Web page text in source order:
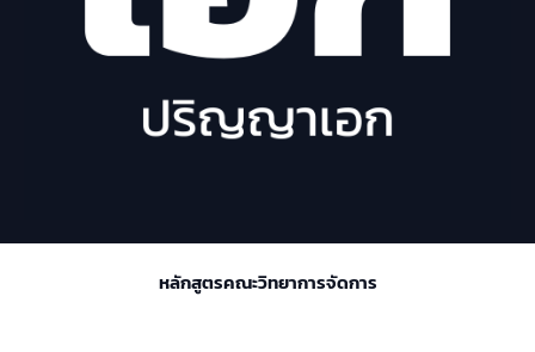
หลักสูตรคณะวิทยาการจัดการ